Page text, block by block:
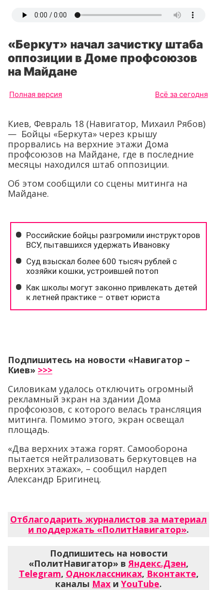
«Беркут» начал зачистку штаба
оппозиции в Доме профсоюзов
на Майдане
Полная версия Всё за сегодня
Киев, Февраль 18 (Навигатор, Михаил Рябов)
— Бойцы «Беркута» через крышу
прорвались на верхние этажи Дома
профсоюзов на Майдане, где в последние
месяцы находился штаб оппозиции.
Об этом сообщили со сцены митинга на
Майдане.
Подпишитесь на новости «Навигатор –
Киев» >>>
Силовикам удалось отключить огромный
рекламный экран на здании Дома
профсоюзов, с которого велась трансляция
митинга. Помимо этого, экран освещал
площадь.
«Два верхних этажа горят. Самооборона
пытается нейтрализовать беркутовцев на
верхних этажах», – сообщил нардеп
Александр Бригинец.
Отблагодарить журналистов за материал
и поддержать «ПолитНавигатор».
Подпишитесь на новости
«ПолитНавигатор» вЯндекс.Дзен,
Telegram, Одноклассниках, Вконтакте,
каналы Max и YouTube.